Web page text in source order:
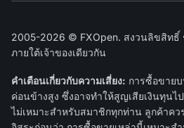
2005-2026 © FXOpen. สงวนลิขสิทธิ์
ภายใต้เจ้าของเดียวกัน
คำเตือนเกี่ยวกับความเสี่ยง: การซื้อขาย
ค่อนข้างสูง ซึ่งอาจทำให้สูญเสียเงินทุนไ
ไม่เหมาะสำหรับสมาชิกทุกท่าน ลูกค้าค